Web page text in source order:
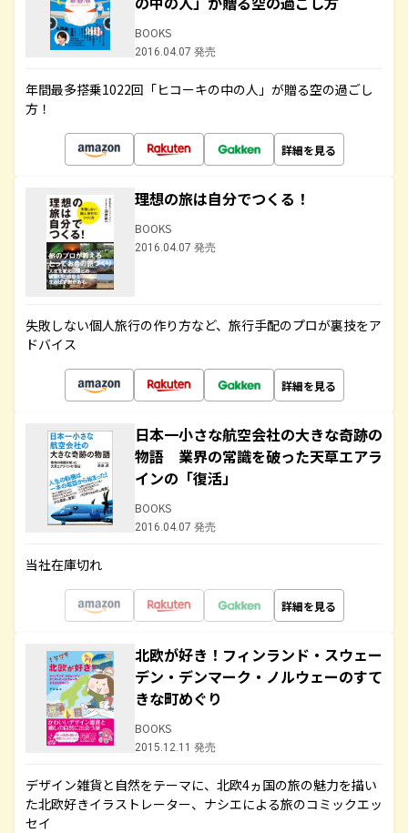
BOOKS
2016.04.07 発売
年間最多搭乗1022回「ヒコーキの中の人」が贈る空の過ごし
方！
詳細を見る
理想の旅は自分でつくる！
BOOKS
2016.04.07 発売
失敗しない個人旅行の作り方など、旅行手配のプロが裏技をア
ドバイス
詳細を見る
日本一小さな航空会社の大きな奇跡の
物語 業界の常識を破った天草エアラ
インの「復活」
BOOKS
2016.04.07 発売
当社在庫切れ
詳細を見る
北欧が好き！フィンランド・スウェー
デン・デンマーク・ノルウェーのすて
きな町めぐり
BOOKS
2015.12.11 発売
デザイン雑貨と自然をテーマに、北欧4ヵ国の旅の魅力を描い
た北欧好きイラストレーター、ナシエによる旅のコミックエッ
セイ